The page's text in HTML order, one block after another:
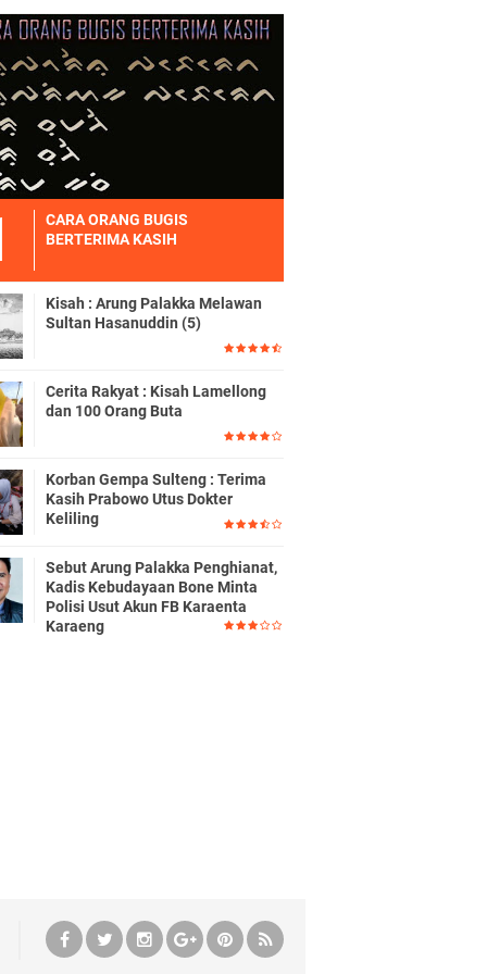
CARA ORANG BUGIS
BERTERIMA KASIH
Kisah : Arung Palakka Melawan
Sultan Hasanuddin (5)
Cerita Rakyat : Kisah Lamellong
dan 100 Orang Buta
Korban Gempa Sulteng : Terima
Kasih Prabowo Utus Dokter
Keliling
Sebut Arung Palakka Penghianat,
Kadis Kebudayaan Bone Minta
Polisi Usut Akun FB Karaenta
Karaeng